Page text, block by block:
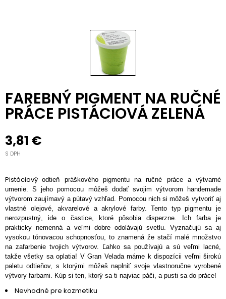
FAREBNÝ PIGMENT NA RUČNÉ
PRÁCE PISTÁCIOVÁ ZELENÁ
3,81 €
S DPH
Pistáciovýodtieň práškového pigmentu na ručné práce a výtvarné
umenie. S jeho pomocou môžeš dodať svojim výtvorom handemade
výtvorom zaujímavý a pútavý vzhľad. Pomocou nich si môžeš vytvoriť aj
vlastné olejové, akvarelové a akrylové farby. Tento typ pigmentu je
nerozpustný, ide o častice, ktoré pôsobia disperzne. Ich farba je
prakticky nemenná a veľmi dobre odolávajú svetlu. Vyznačujú sa aj
vysokou tónovacou schopnosťou, to znamená že stačí malé množstvo
na zafarbenie tvojich výtvorov. Ľahko sa používajú a sú veľmi lacné,
takže všetky sa oplatia! V Gran Velada máme k dispozícii veľmi širokú
paletu odtieňov, s ktorými môžeš naplniť svoje vlastnoručne vyrobené
výtvory farbami. Kúp si ten, ktorý sa ti najviac páči, a pusti sa do práce!
Nevhodné pre kozmetiku